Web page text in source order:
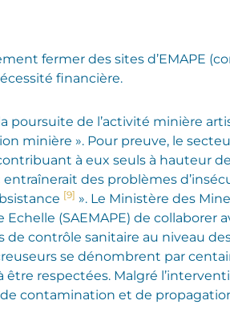
fermer des sites d’EMAPE
financière.
poursuite de l’activité minière
minière ». Pour preuve, le
à eux seuls à hauteur de
des problèmes
[9] ». Le Ministère des
(SAEMAPE) de collaborer
contrôle sanitaire au niveau
se dénombrent par
respectées. Malgré
contamination et de